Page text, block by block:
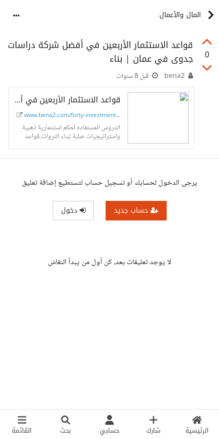
الرئيسية شارك حسابي بحث القائمة
المال والأعمال
0
قواعد الاستثمار الأربعين في أفضل شركة دراسات
جدوى في عمان | بناء
قبل 8 سنوات
قواعد الاستثمار الأربعين في أفضل شركة دراسات جدوى في عمان
www.bena2.com/forty-investment...
الدروس المستفاده لحكم استثمارية ذهبية
واستراتيجيات صلبة لبناء الثروات.قواعد
الاستثمار الأربعين وفقا لـ أفضل شركة
يرجى الدخول لحسابك أو تسجيل حساب لتستطيع إضافة تعليق
حساب جديد دخول
لا يوجد تعليقات بعد، كن أول من يبدأ النقاش